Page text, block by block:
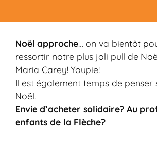
Noël approche… on va bientôt
ressortir notre plus joli pull de
Maria Carey! Youpie!
Il est également temps de penser
Noël.
Envie d’acheter solidaire? Au
enfants de la Flèche?